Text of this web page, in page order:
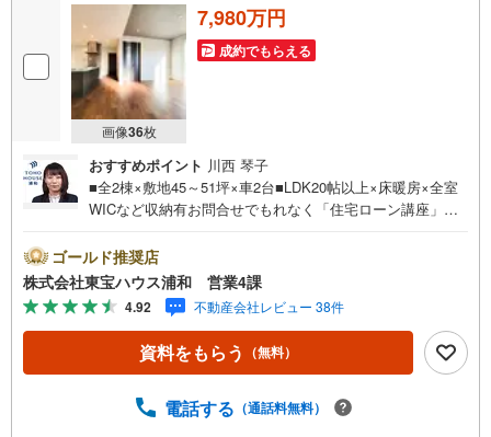
画像36枚
7,980万円
成約でもらえる
おすすめポイント 川西 琴子
■全2棟×敷地45～51坪×車2台■LDK20帖以上×床暖房×全室
WICなど収納有お問合せでもれなく「住宅ローン講座」プ
間帯はお電話でのお問い合わせがスムーズにご案内できま
すぜひお気軽にご連絡下さい！東宝ハウスライフソリュー
ションズグループ 東宝ハウス浦和 特別提携金利〔一
例〕東宝ハウス浦和の住宅ローン■変動金利全期間引下げプ
ラン⇒住宅ローン金利優遇割の最大適用《0.89％》と某信
用金庫金利1.275％の比較借入金4000万円返済期間35年の
要件があります）◇TOHO HOUSE CLUBで生涯の安心をお
ゴールド推奨店
株式会社東宝ハウス浦和 営業4課
4.92 不動産会社レビュー 38件
資料をもらう （無料）
電話する （通話料無料）